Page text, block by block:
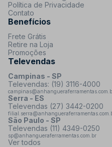
Política de Privacidade
Contato
Benefícios
Frete Grátis
Retire na Loja
Promoções
Televendas
Campinas - SP
Televendas: (19) 3116-4000
Serra - ES
Televendas (27) 3442-0200
São Paulo - SP
Televendas (11) 4349-0250
sp@anhangueraferramentas.com.br
Ver todos